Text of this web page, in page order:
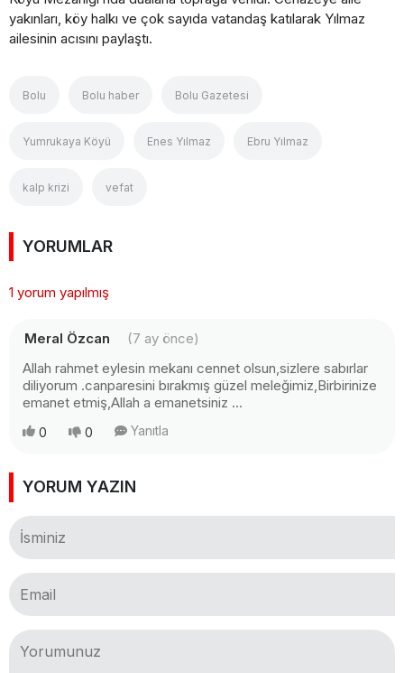
yakınları, köy halkı ve çok sayıda vatandaş katılarak Yılmaz
ailesinin acısını paylaştı.
Bolu Bolu haber Bolu Gazetesi
Yumrukaya Köyü Enes Yılmaz Ebru Yılmaz
kalp krizi vefat
YORUMLAR
1 yorum yapılmış
Meral Özcan
(7 ay önce)
Allah rahmet eylesin mekanı cennet olsun,sizlere sabırlar
diliyorum .canparesini bırakmış güzel meleğimiz,Birbirinize
emanet etmiş,Allah a emanetsiniz ...
0 0 Yanıtla
YORUM YAZIN